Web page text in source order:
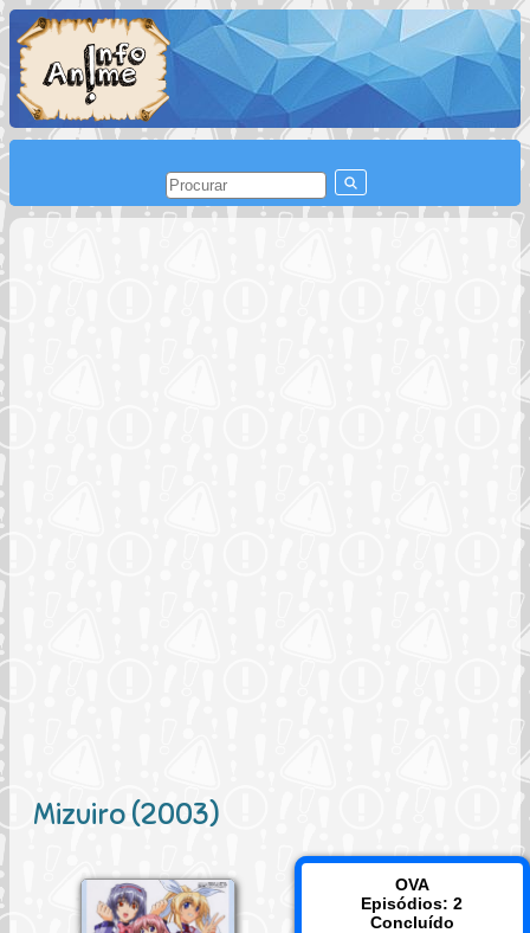
Mizuiro (2003)
OVA
Episódios: 2
Concluído